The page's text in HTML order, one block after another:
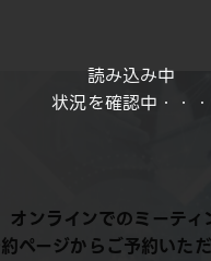
読み込み中
状況を確認中・・・
オンラインでのミーティ
ページからご予約いただ